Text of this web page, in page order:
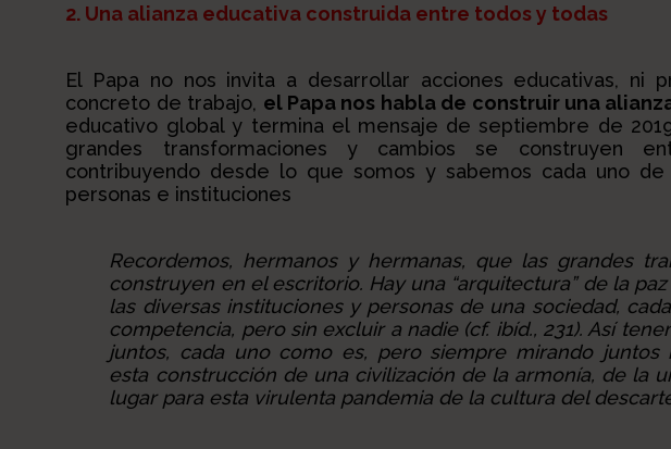
2. Una alianza educativa construida entre todos y todas
El Papa no nos invita a desarrollar acciones educativas, ni
concreto de trabajo, el Papa nos habla de construir una
educativo global y termina el mensaje de septiembre de
grandes transformaciones y cambios se construyen
contribuyendo desde lo que somos y sabemos cada uno de
personas e instituciones
Recordemos, hermanos y hermanas, que las grandes
construyen en el escritorio. Hay una “arquitectura” de la
las diversas instituciones y personas de una sociedad,
competencia, pero sin excluir a nadie (cf. ibíd., 231). Así
juntos, cada uno como es, pero siempre mirando juntos
esta construcción de una civilización de la armonía, de la
lugar para esta virulenta pandemia de la cultura del